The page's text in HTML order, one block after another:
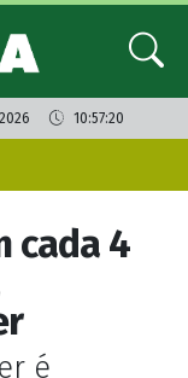
10:57:20
cada 4
é